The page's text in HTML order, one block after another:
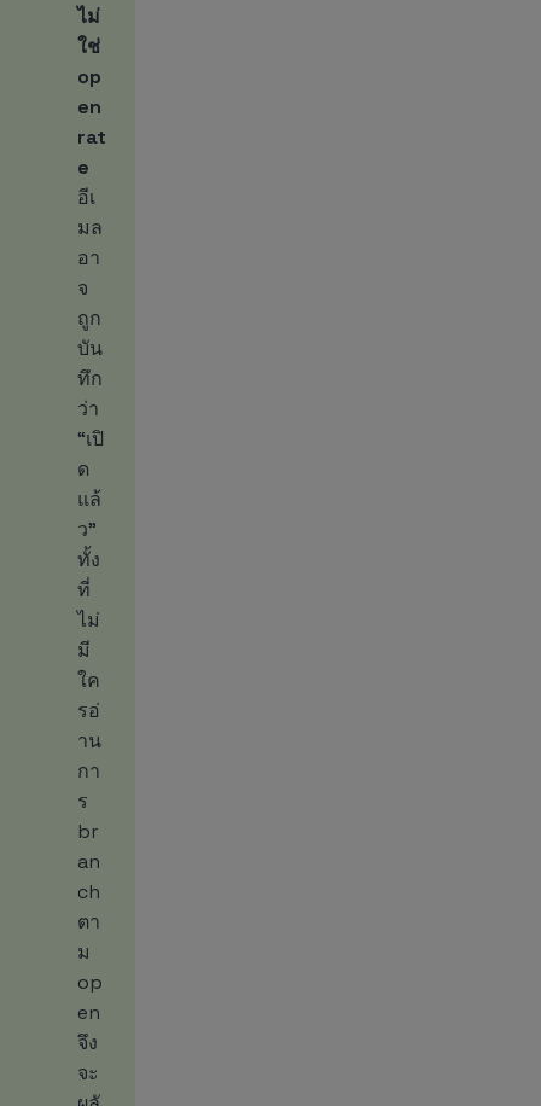
ไม่
ใช่
op
en
rat
e
อีเ
มล
อา
จ
ถูก
บัน
ทึก
ว่า
“เปิ
ด
แล้
ว”
ทั้ง
ที่
ไม่
มี
ใค
รอ่
าน
กา
ร
br
an
ch
ตา
ม
op
en
จึง
จะ